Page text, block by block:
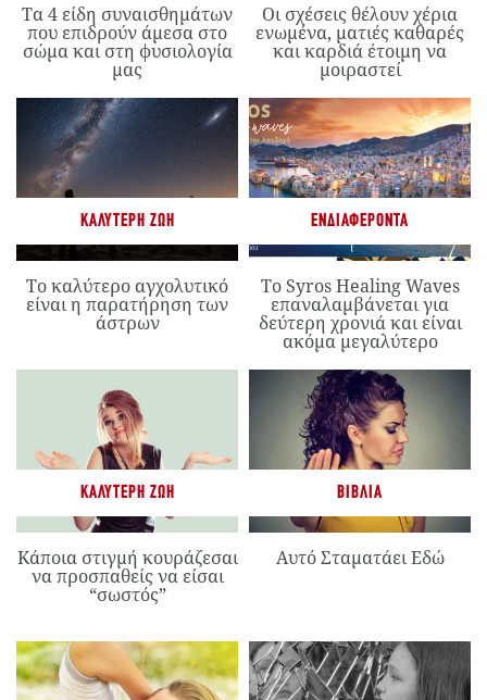
Τα 4 είδη συναισθημάτων
που επιδρούν άμεσα στο
σώμα και στη φυσιολογία
μας
Οι σχέσεις θέλουν χέρια
ενωμένα, ματιές καθαρές
και καρδιά έτοιμη να
μοιραστεί
ΚΑΛΎΤΕΡΗ ΖΩΉ
Το καλύτερο αγχολυτικό
είναι η παρατήρηση των
άστρων
ΕΝΔΙΑΦΈΡΟΝΤΑ
Το Syros Healing Waves
επαναλαμβάνεται για
δεύτερη χρονιά και είναι
ακόμα μεγαλύτερο
ΚΑΛΎΤΕΡΗ ΖΩΉ
Κάποια στιγμή κουράζεσαι
να προσπαθείς να είσαι
“σωστός”
ΒΙΒΛΊΑ
Αυτό Σταματάει Εδώ